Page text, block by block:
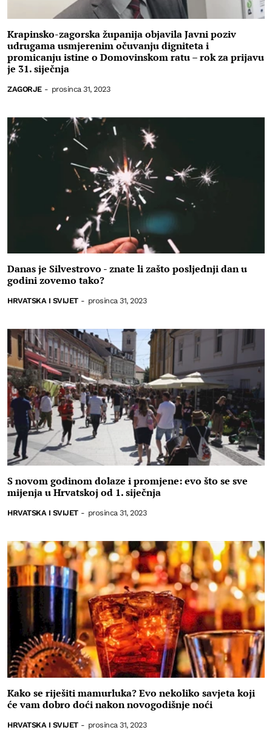
Krapinsko-zagorska županija objavila Javni poziv
udrugama usmjerenim očuvanju digniteta i
promicanju istine o Domovinskom ratu – rok za prijavu
je 31. siječnja
ZAGORJE - prosinca 31, 2023
Danas je Silvestrovo - znate li zašto posljednji dan u
godini zovemo tako?
HRVATSKA I SVIJET - prosinca 31, 2023
S novom godinom dolaze i promjene: evo što se sve
mijenja u Hrvatskoj od 1. siječnja
HRVATSKA I SVIJET - prosinca 31, 2023
Kako se riješiti mamurluka? Evo nekoliko savjeta koji
će vam dobro doći nakon novogodišnje noći
HRVATSKA I SVIJET - prosinca 31, 2023